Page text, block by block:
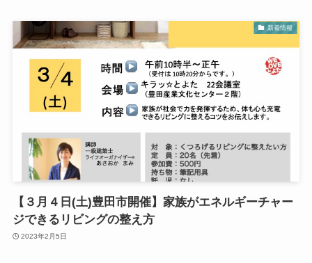
新着情報
【３月４日(土)豊田市開催】家族がエネルギーチャー
ジできるリビングの整え方
2023年2月5日